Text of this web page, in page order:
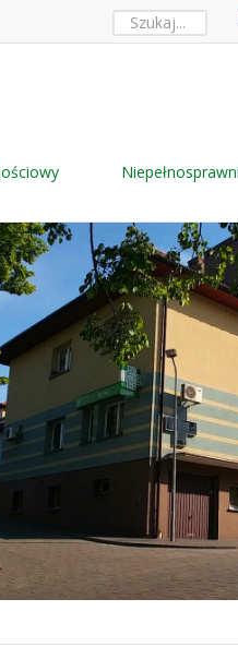
Niepełnosprawni